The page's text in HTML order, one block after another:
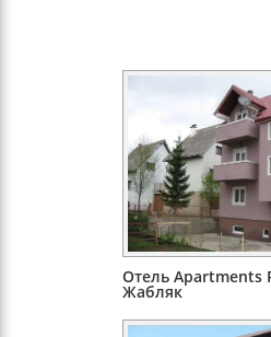
Отель Apartments
Жабляк